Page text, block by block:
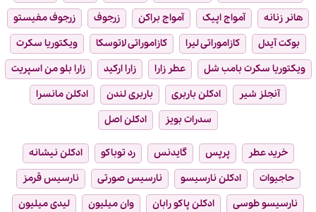
هانر زنانه
آمواج اپیک آمواج براکن زرجوف
زرجوف مفیستو
بوکت آیدل
کازاموراتی لیرا کازاموراتی لاتوسکا
ویکتوریا سکرت
ویکتوریا سکرت بامب شل
عطر زارا زارا ارکید
زارا بلو من اسپریت
آنجلز شیر
ادکلن باربری باربری لندن
ادکلن مانسرا
سدرات بویز
ادکلن اصل
خرید عطر پرپس گایدنس رد توباکو
ادکلن نیشانه
حاجیوات
ادکلن نارسیسو نارسیس صورتی
نارسیس قرمز
نارسیسو طوسی
ادکلن پاکو رابان وان میلیون
لیدی میلیون